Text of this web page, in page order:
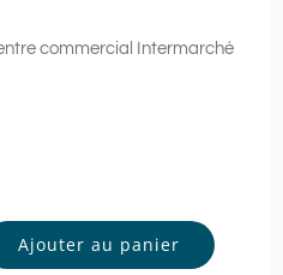
commercial Intermarché
Ajouter au panier